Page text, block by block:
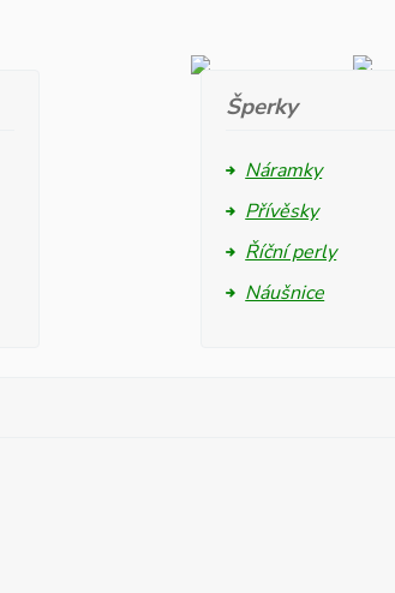
Šperky
Náramky
Přívěsky
Říční perly
Náušnice